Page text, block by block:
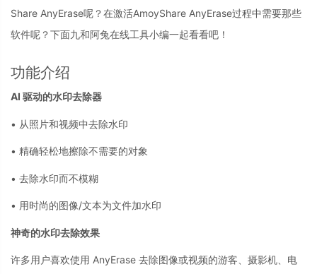
Share AnyErase呢？在激活AmoyShare AnyErase过程中需要那些
软件呢？下面九和阿兔在线工具小编一起看看吧！
功能介绍
AI 驱动的水印去除器
• 从照片和视频中去除水印
• 精确轻松地擦除不需要的对象
• 去除水印而不模糊
• 用时尚的图像/文本为文件加水印
神奇的水印去除效果
许多用户喜欢使用 AnyErase 去除图像或视频的游客、摄影机、电